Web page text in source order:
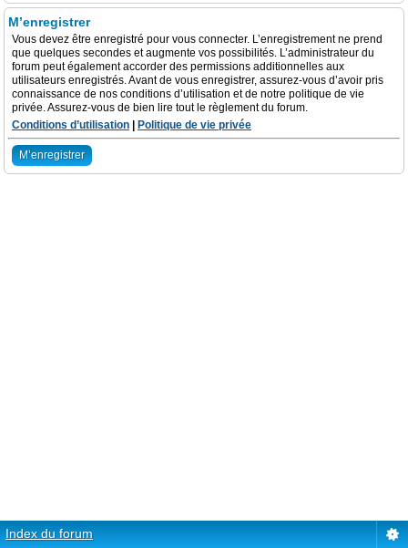
M’enregistrer
Vous devez être enregistré pour vous connecter. L’enregistrement ne prend
que quelques secondes et augmente vos possibilités. L’administrateur du
forum peut également accorder des permissions additionnelles aux
utilisateurs enregistrés. Avant de vous enregistrer, assurez-vous d’avoir pris
connaissance de nos conditions d’utilisation et de notre politique de vie
privée. Assurez-vous de bien lire tout le règlement du forum.
Conditions d’utilisation
Politique de vie privée
M’enregistrer
Index du forum